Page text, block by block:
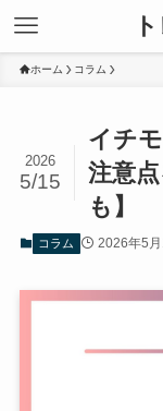
ホーム コラム
イチ
注意
も】
2026
5/15
コラム 2026年5月